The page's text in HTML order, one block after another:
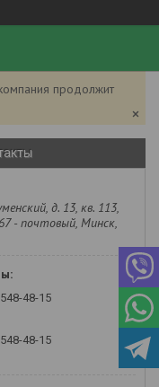
продолжит
д. 13, кв. 113,
- почтовый, Минск,
48-15
48-15